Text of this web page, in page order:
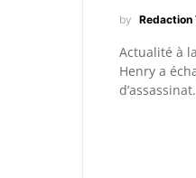
by Redaction
Actualité à
Henry a